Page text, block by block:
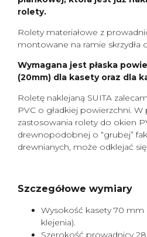
rolety.
Rolety materiałowe z
montowane na ramie skrzydła
Wymagana jest płaska
(20mm) dla kasety oraz dla
Roletę naklejaną SUITA
PVC o gładkiej powierzchni. W
zastosowania rolety do okien
drewnopodobnej o “grubej”
drewnianych, może odklejać
Szczegółowe wymiary
Wysokość kasety 70
klejenia).
Szerokość prowadnicy